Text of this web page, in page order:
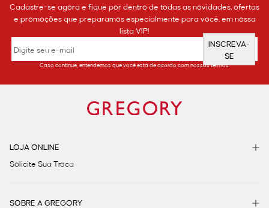
Cadastre-se agora e fique por dentro de todas as novidades, ofertas
e promoções que preparamos especialmente para você, em nossa
lista VIP!
INSCREVA-
SE
Caso continue, entendemos que você está de acordo com nossos termos.
LOJA ONLINE
Solicite Sua Troca
SOBRE A GREGORY